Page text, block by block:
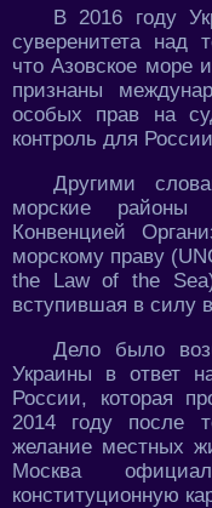
В 2016 году
суверенитета над
что Азовское море
признаны
особых прав на
контроль для
Другими
морские районы
Конвенцией
морскому праву
the Law of the
вступившая в силу
Дело было
Украины в ответ
России, которая
2014 году после
желание местных
Москва
конституционную